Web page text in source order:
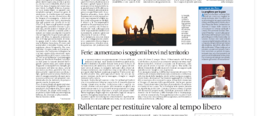
Cristiano Pani.
Il programma dedica spazio anche ai temi della
pace e della cooperazione nel Mediterraneo. Oggi
pomeriggio, alla Mediateca del Mediterraneo
(MEM), l’incontro con l’arcivescovo monsignor
Giuseppe Baturi ha approfondito il ruolo dei giovani
nella costruzione di ponti tra culture e popoli, con